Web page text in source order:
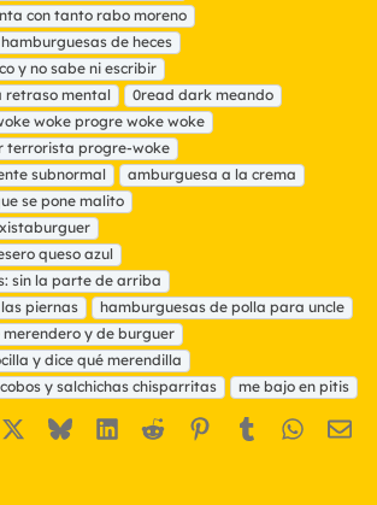
con tanto rabo moreno
de heces
y no sabe ni escribir
retraso mental
0read dark meando
woke progre woke woke
terrorista progre-woke
subnormal
amburguesa a la crema
se pone malito
queso azul
sin la parte de arriba
piernas
hamburguesas de polla para uncle
y de burguer
y dice qué merendilla
y salchichas chisparritas
me bajo en pitis
BlueskyLinkedIn
Reddit Pinterest
Tumblr